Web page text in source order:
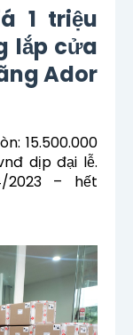
1 triệu
lắp cửa
Ador
15.500.000
dịp đại lễ.
2023 – hết